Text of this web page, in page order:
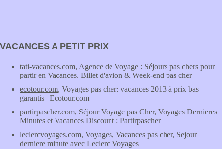
VACANCES A PETIT PRIX
tati-vacances.com, Agence de Voyage : Séjours pas chers pour
partir en Vacances. Billet d'avion & Week-end pas cher
ecotour.com, Voyages pas cher: vacances 2013 à prix bas
garantis | Ecotour.com
partirpascher.com, Séjour Voyage pas Cher, Voyages Dernieres
Minutes et Vacances Discount : Partirpascher
leclercvoyages.com, Voyages, Vacances pas cher, Sejour
derniere minute avec Leclerc Voyages